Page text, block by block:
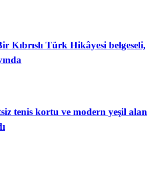
Kıbrıslı Türk Hikâyesi belgeseli,
tenis kortu ve modern yeşil alan